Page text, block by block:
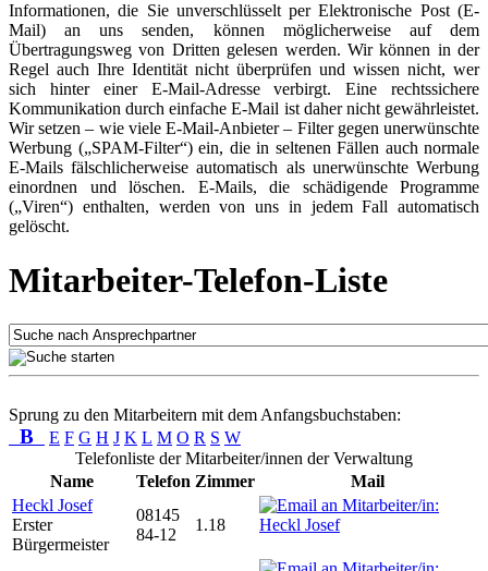
Informationen, die Sie unverschlüsselt per Elektronische Post (E-
Mail) an uns senden, können möglicherweise auf dem
Übertragungsweg von Dritten gelesen werden. Wir können in der
Regel auch Ihre Identität nicht überprüfen und wissen nicht, wer
sich hinter einer E-Mail-Adresse verbirgt. Eine rechtssichere
Kommunikation durch einfache E-Mail ist daher nicht gewährleistet.
Wir setzen – wie viele E-Mail-Anbieter – Filter gegen unerwünschte
Werbung („SPAM-Filter“) ein, die in seltenen Fällen auch normale
E-Mails fälschlicherweise automatisch als unerwünschte Werbung
einordnen und löschen. E-Mails, die schädigende Programme
(„Viren“) enthalten, werden von uns in jedem Fall automatisch
gelöscht.
Mitarbeiter-Telefon-Liste
Sprung zu den Mitarbeitern mit dem Anfangsbuchstaben:
B E F G H J K L M O R S W
Telefonliste der Mitarbeiter/innen der Verwaltung
Name
Telefon Zimmer
Mail
Heckl Josef
Erster
Bürgermeister
08145
84-12
1.18